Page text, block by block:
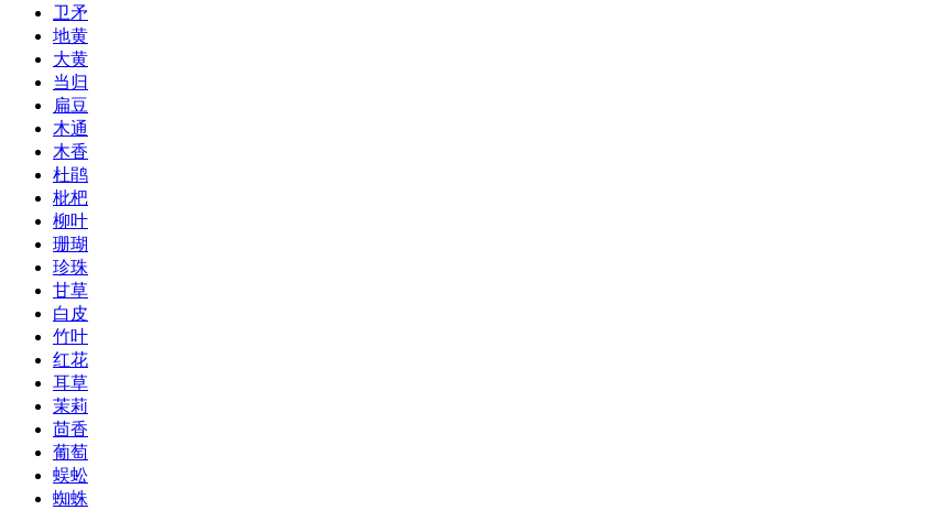
卫矛
地黄
大黄
当归
扁豆
木通
木香
杜鹃
枇杷
柳叶
珊瑚
珍珠
甘草
白皮
竹叶
红花
耳草
茉莉
茴香
葡萄
蜈蚣
蜘蛛